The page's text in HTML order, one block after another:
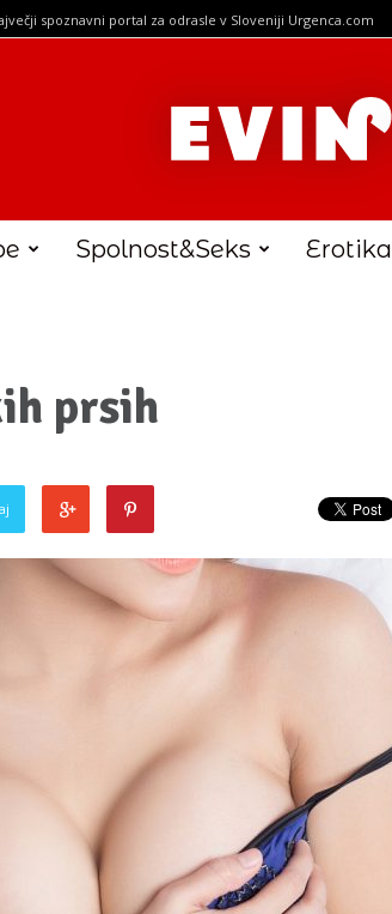
spoznavni portal za odrasle v Sloveniji Urgenca.com
Spolnost&Seks Erotika
prsih